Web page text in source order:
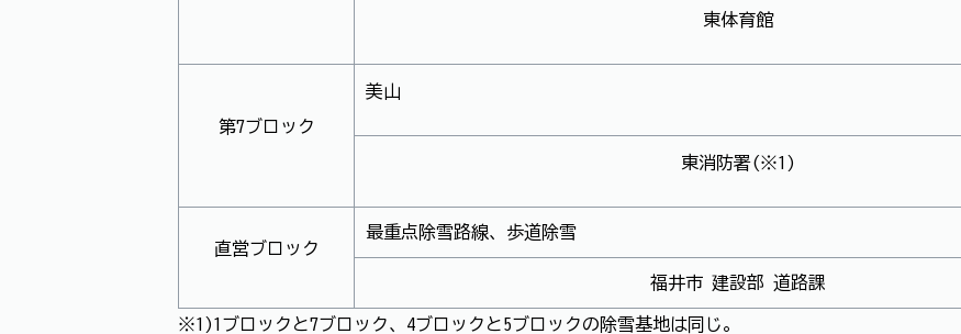
東体育館
第7ブロック
美山
東消防署(※1)
直営ブロック
最重点除雪路線、歩道除雪
福井市 建設部 道路課
※1)1ブロックと7ブロック、4ブロックと5ブロックの除雪基地は同じ。